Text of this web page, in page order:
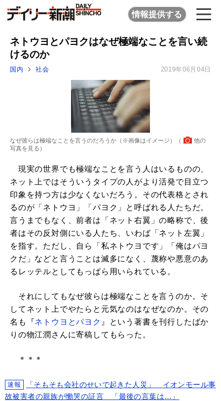
情報提供する
ネトウヨとパヨクはなぜ極端なことを言い続
けるのか
国内 社会 2019年06月04日
なぜ彼らは極端なことを言うのだろうか（※画像はイメージ）（
他の
写真を見る ）
現実の世界でも極端なことを言う人はいるものの、
ネット上ではそういうタイプの人がより活発で目立つ
印象を持つ方は少なくないだろう。その代表格とされ
るのが「ネトウヨ」「パヨク」と呼ばれる人たちだ。
言うまでもなく、前者は「ネット右翼」の略称で、後
者はその反対側にいる人たち、いわば「ネット左翼」
を指す。ただし、自ら「私ネトウヨです」「俺はパヨ
クだ」などと言うことは滅多になく、蔑称や悪意のあ
るレッテルとしてもっぱら用いられている。
それにしてもなぜ彼らは極端なことを言うのか。そ
してネット上でやたらと元気なのはなぜなのか。その
名も『ネトウヨとパヨク 』という著書を刊行したばか
りの物江潤さんに寄稿してもらった。
＊＊＊
速報
「そもそも会社のせいで起きた人災」 イオンモール事
故被害者の親族が慟哭の証言 「最後の言葉は…」